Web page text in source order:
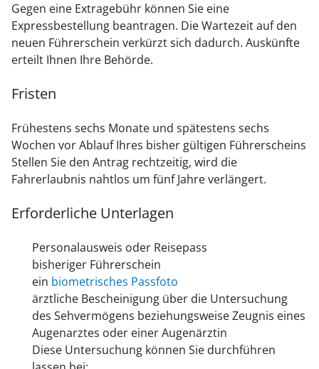
Gegen eine Extragebühr können Sie eine
Expressbestellung beantragen. Die Wartezeit auf den
neuen Führerschein verkürzt sich dadurch. Auskünfte
erteilt Ihnen Ihre Behörde.
Fristen
Frühestens sechs Monate und spätestens sechs
Wochen vor Ablauf Ihres bisher gültigen Führerscheins
Stellen Sie den Antrag rechtzeitig, wird die
Fahrerlaubnis nahtlos um fünf Jahre verlängert.
Erforderliche Unterlagen
Personalausweis oder Reisepass
bisheriger Führerschein
ein biometrisches Passfoto
ärztliche Bescheinigung über die Untersuchung
des Sehvermögens beziehungsweise Zeugnis eines
Augenarztes oder einer Augenärztin
Diese Untersuchung können Sie durchführen